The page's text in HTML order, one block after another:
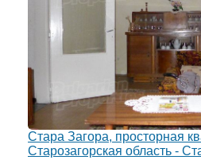
Стара Загора, просторная
Старозагорская область -